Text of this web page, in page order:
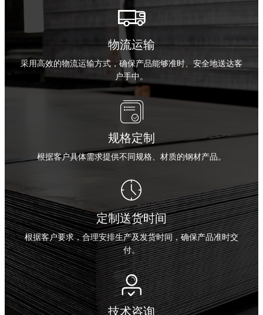

物流运输
采用高效的物流运输方式，确保产品能够准时、安全地送达客
户手中。

规格定制
根据客户具体需求提供不同规格、材质的钢材产品。

定制送货时间
根据客户要求，合理安排生产及发货时间，确保产品准时交
付。
